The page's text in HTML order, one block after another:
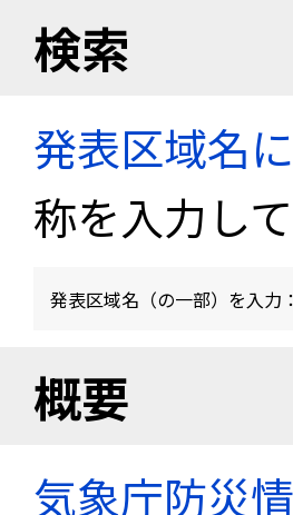
検索
発表区域名
称を入力し
発表区域名（の一部）を入力：
概要
気象庁防災